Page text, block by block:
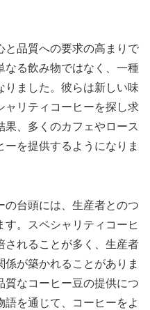
と品質への要求の高まりで
なる飲み物ではなく、一種
りました。彼らは新しい味
ャリティコーヒーを探し求
、多くのカフェやロース
を提供するようになりま
の台頭には、生産者とのつ
。スペシャリティコーヒ
されることが多く、生産者
が築かれることがありま
質なコーヒー豆の提供につ
を通じて、コーヒーをよ